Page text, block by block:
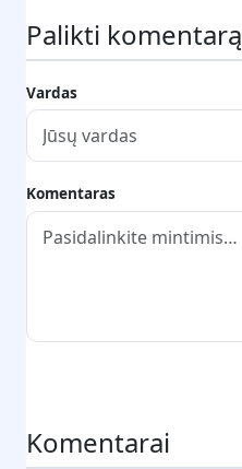
Palikti komentarą
Vardas
Komentaras
Komentarai